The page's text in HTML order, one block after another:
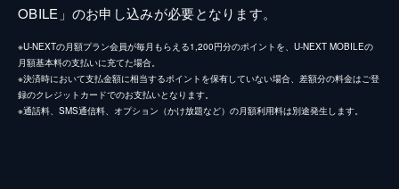
OBILE」のお申し込みが必要となります。
※U-NEXTの月額プラン会員が毎月もらえる1,200円分のポイントを、U-NEXT MOBILEの
月額基本料の支払いに充てた場合。
※決済時において支払金額に相当するポイントを保有していない場合、差額分の料金はご登
録のクレジットカードでのお支払いとなります。
※通話料、SMS通信料、オプション（かけ放題など）の月額利用料は別途発生します。